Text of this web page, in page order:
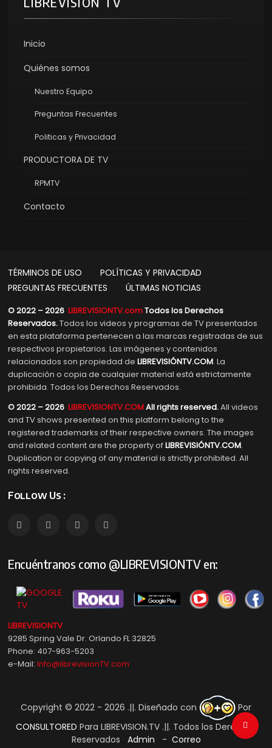
Inicio
Quiénes somos
Nuestro Equipo
Preguntas Frecuentes
Politicas y Privacidad
PRODUCTORA DE TV
RPMTV
Contacto
TÉRMINOS DE USO
POLÍTICAS Y PRIVACIDAD
PREGUNTAS FRECUENTES
ÚLTIMAS NOTICIAS
© 2022 – 2026LIBREVISIONTV.comTodos los Derechos
Reservados.Todos los videos y programas de TV presentados
en esta plataforma pertenecen a las marcas registradas de sus
respectivos propietarios. Las imágenes y contenidos
relacionados son propiedad deLIBREVISIÓNTV.COM. La
duplicación o copia de cualquier material está estrictamente
prohibida. Todos los Derechos Reservados.
© 2022 – 2026LIBREVISIONTV.COMAll rights reserved.All videos
and TV shows presented on this platform belong to the
registered trademarks of their respective owners. The images
and related content are the property ofLIBREVISIÓNTV.COM.
Duplication or copying of any material is strictly prohibited. All
rights reserved.
Follow Us :
Encuéntranos como @LIBREVISIONTV en:
LIBREVISIONTV
9285 Spring Vale Dr. Orlando FL 32825
Phone: 407-963-5203
e-Mail: Info@librevisionTV.com
Copyright © 2022 - 2026 .||. Diseñado con
Por
CONSULTORED Para LIBREVISION.TV .||. Todos los Derechos
Reservados Admin - Correo